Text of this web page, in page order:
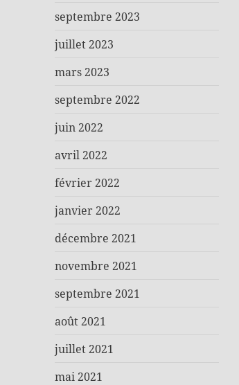
septembre 2023
juillet 2023
mars 2023
septembre 2022
juin 2022
avril 2022
février 2022
janvier 2022
décembre 2021
novembre 2021
septembre 2021
août 2021
juillet 2021
mai 2021